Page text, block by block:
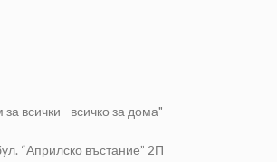
всички - всичко за дома"
“Априлско въстание” 2П